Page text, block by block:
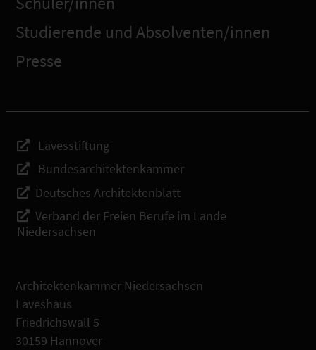
Studierende und Absolventen/innen
Presse
Lavesstiftung
Bundesarchitektenkammer
Deutsches Architektenblatt
Verband der Freien Berufe im Lande
Niedersachsen
Architektenkammer Niedersachsen
Laveshaus
Friedrichswall 5
30159 Hannover